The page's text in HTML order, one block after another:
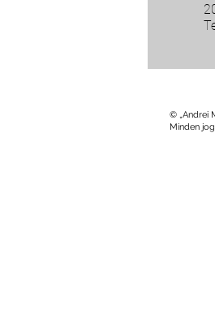
© „Andrei
Minden